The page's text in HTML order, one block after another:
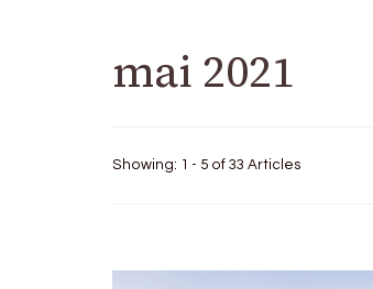
mai 2021
Showing: 1 - 5 of 33 Articles